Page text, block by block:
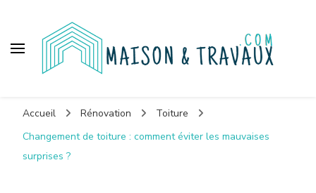
Accueil Rénovation
Toiture
Changement de toiture : comment éviter les mauvaises
surprises ?